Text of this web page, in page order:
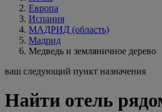
Европа
Испания
МАДРИД (область)
Мадрид
Медведь и земляничное дерево
ваш следующий пункт назначения
Найти отель